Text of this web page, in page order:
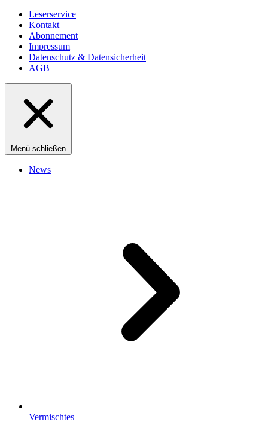
Leserservice
Kontakt
Abonnement
Impressum
Datenschutz & Datensicherheit
AGB
Menü schließen
News
Vermischtes